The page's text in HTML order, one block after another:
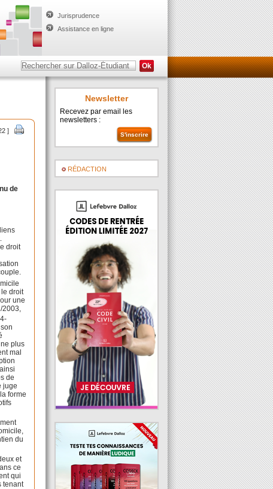
Jurisprudence
Assistance en ligne
]
de
droit
le droit
une
2003,
plus
mal
de
juge
forme
du
et
ce
qui
tenant
Newsletter
Recevez par email les
newsletters :
RÉDACTION